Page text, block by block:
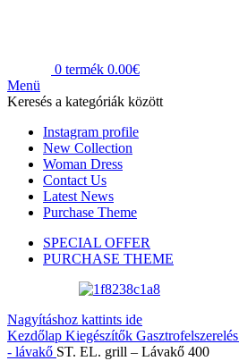
0 termék 0.00€
Menü
Keresés a kategóriák között
Instagram profile
New Collection
Woman Dress
Contact Us
Latest News
Purchase Theme
SPECIAL OFFER
PURCHASE THEME
Nagyításhoz kattints ide
Kezdőlap Kiegészítők Gasztrofelszerelés
- lávakő ST. EL. grill – Lávakő 400